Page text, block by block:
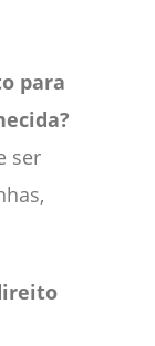
para
ser